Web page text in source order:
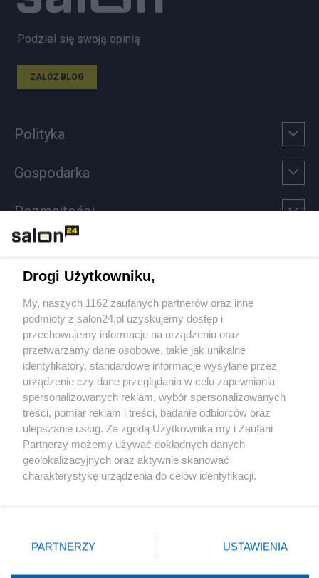
Podziel się swoją opinią
ZAŁÓŻ BLOG
Polityka
Gospodarka
Rozmaitości
Sport
Społeczeństwo
Kultura
X Facebook Instagram Youtube
Drogi Użytkowniku,
My, naszych 1162 zaufanych partnerów oraz inne
podmioty z salon24.pl uzyskujemy dostęp i
przechowujemy informacje na urządzeniu oraz
przetwarzamy dane osobowe, takie jak unikalne
identyfikatory, standardowe informacje wysyłane przez
urządzenie czy dane przeglądania w celu zapewniania
spersonalizowanych reklam, wybór spersonalizowanych
treści, pomiar reklam i treści, badanie odbiorców oraz
ulepszanie usług. Za zgodą Użytkownika my i Zaufani
Partnerzy możemy używać dokładnych danych
geolokalizacyjnych oraz aktywnie skanować
charakterystykę urządzenia do celów identyfikacji.
zmienić/wycofać klikając przycisk ustawień prywatności
znajdujący się w lewym dolnym rogu strony
rodzaje przetwarzania danych nie wymagają zgody
PARTNERZY USTAWIENIA